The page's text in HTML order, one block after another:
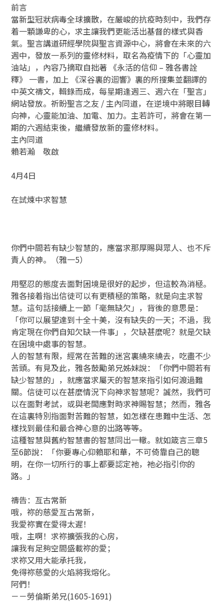
前言
當新型冠狀病毒全球擴散，在嚴峻的抗疫時刻中，我們存
着一顆謙卑的心，求主讓我們更能活出基督的樣式與香
氣。聖言講道研經學院與聖言資源中心，將會在未來的六
週中，發放一系列的靈修材料，取名為疫情下的「心靈加
油站」，內容乃摘取自拙著 《永活的信仰 – 雅各書詮
釋》 一書，加上 《深谷裏的迴響》裏的所搜集並翻譯的
中英文禱文，輯錄而成，每星期逢週三、週六在「聖言」
網站發放。祈盼聖言之友 / 主內同道，在逆境中將眼目轉
向神，心靈能加油、加電、加力。主若許可，將會在第一
期的六週結束後，繼續發放新的靈修材料。
主內同道
賴若瀚 敬啟
4月4日
在試煉中求智慧
你們中間若有缺少智慧的，應當求那厚賜與眾人、也不斥
責人的神。（雅一5）
用堅忍的態度去面對困境是很好的起步，但這較為消極。
雅各接着指出信徒可以有更積極的策略，就是向主求智
慧。這句話接續上一節「毫無缺欠」，背後的意思是：
「你可以展望達到十全十美，沒有缺失的一天；不過，我
肯定現在你們自知欠缺一件事」，欠缺甚麼呢？就是欠缺
在困境中處事的智慧。
人的智慧有限，經常在苦難的迷宮裏繞來繞去，吃盡不少
苦頭。有見及此，雅各鼓勵弟兄姊妹說：「你們中間若有
缺少智慧的」，就應當求屬天的智慧來指引如何渡過難
關。信徒可以在甚麼情況下向神求智慧呢？誠然，我們可
以在面對考試，或與老闆應對時求神賜智慧；然而，雅各
在這裏特別指面對苦難的智慧，如怎樣在患難中生活、怎
樣找到最佳和最合神心意的出路等等。
這種智慧與舊約智慧書的智慧同出一轍。就如箴言三章5
至6節說：「你要專心仰賴耶和華，不可倚靠自己的聰
明，在你一切所行的事上都要認定祂，祂必指引你的
路。」
禱告：亙古常新
哦，祢的慈愛亙古常新，
我愛祢實在愛得太遲！
哦，主啊！求祢擴張我的心房，
讓我有足夠空間盛載祢的愛；
求祢又用大能承托我，
免得祢慈愛的火焰將我熔化。
阿們！
－－勞倫斯弟兄(1605-1691)